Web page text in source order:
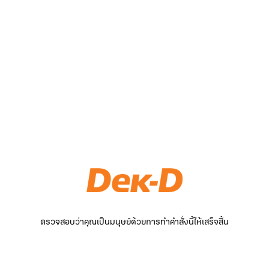
ตรวจสอบว่าคุณเป็นมนุษย์ด้วยการทำคำสั่งนี้ให้เสร็จสิ้น